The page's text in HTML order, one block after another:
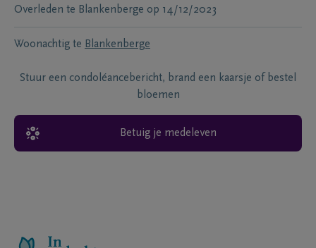
Overleden te Blankenberge op 14/12/2023
Woonachtig te Blankenberge
Stuur een condoléancebericht, brand een kaarsje of bestel
bloemen
Betuig je medeleven